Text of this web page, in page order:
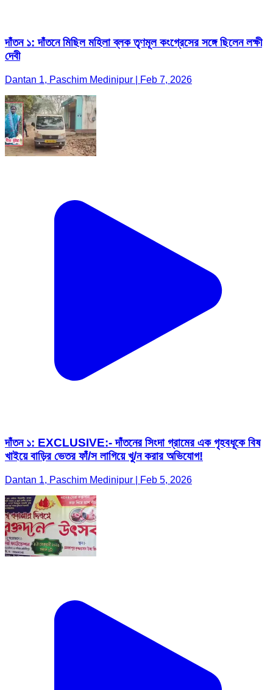
দাঁতন ১: দাঁতনে মিছিল মহিলা ব্লক তৃণমূল কংগ্রেসের সঙ্গে ছিলেন লক্ষী
দেবী
Dantan 1, Paschim Medinipur | Feb 7, 2026
দাঁতন ১: EXCLUSIVE:- দাঁতনের সিংদা গ্রামের এক গৃহবধূকে বিষ
খাইয়ে বাড়ির ভেতর ফাঁ/স লাগিয়ে খু/ন করার অভিযোগ!
Dantan 1, Paschim Medinipur | Feb 5, 2026